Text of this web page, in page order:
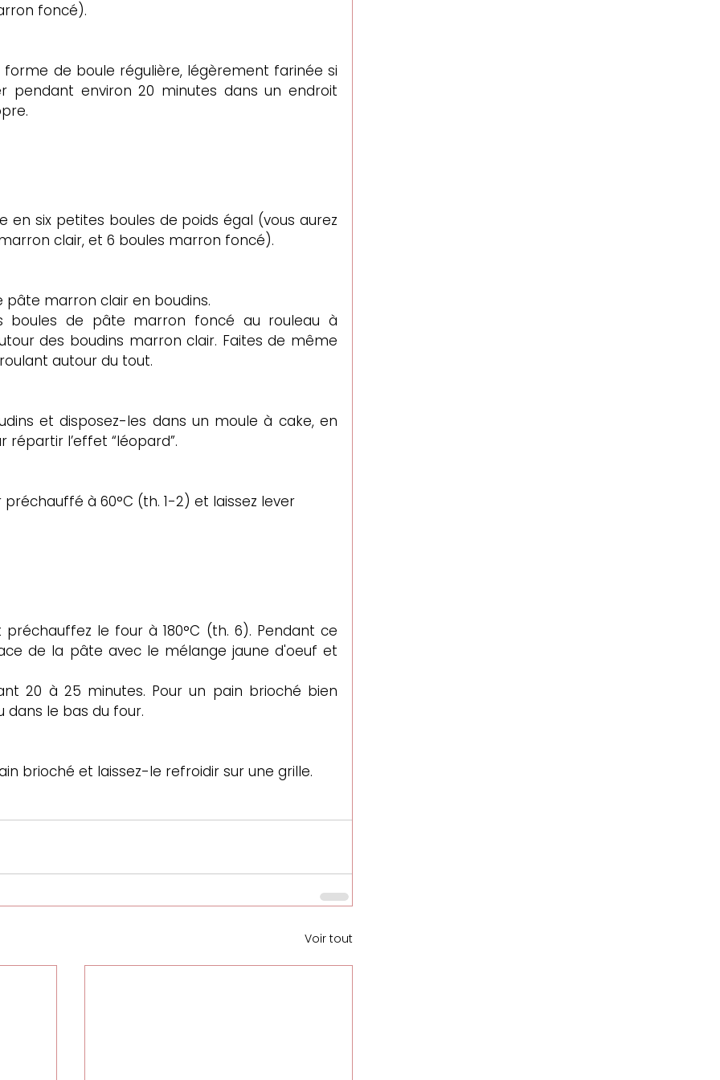
foncé).
forme de boule régulière, légèrement farinée si
pendant environ 20 minutes dans un endroit
en six petites boules de poids égal (vous aurez
clair, et 6 boules marron foncé).
pâte marron clair en boudins.
boules de pâte marron foncé au rouleau à
des boudins marron clair. Faites de même
autour du tout.
et disposez-les dans un moule à cake, en
l’effet “léopard”.
à 60°C (th. 1-2) et laissez lever
le four à 180°C (th. 6). Pendant ce
de la pâte avec le mélange jaune d'oeuf et
20 à 25 minutes. Pour un pain brioché bien
dans le bas du four.
brioché et laissez-le refroidir sur une grille.
Voir tout